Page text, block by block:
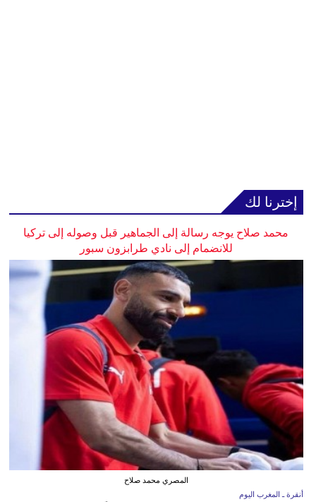
إخترنا لك
محمد صلاح يوجه رسالة إلى الجماهير قبل وصوله إلى تركيا
للانضمام إلى نادي طرابزون سبور
المصري محمد صلاح
أنقرة ـ المغرب اليوم